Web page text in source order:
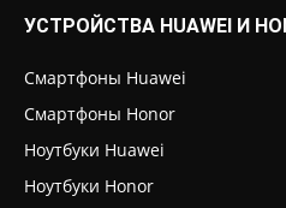
УСТРОЙСТВА HUAWEI И
Смартфоны Huawei
Смартфоны Honor
Ноутбуки Huawei
Ноутбуки Honor